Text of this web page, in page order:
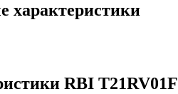
характеристики
RBI T21RV01F